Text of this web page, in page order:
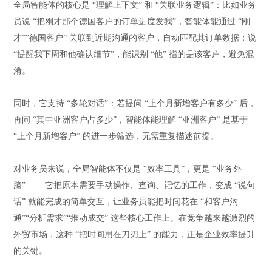
全局智能体的核心是 “理解上下文” 和 “关联业务逻辑”：比如业务
员说 “把刚才那个德国客户的订单进度发我”，智能体能通过 “刚
才”“德国客户” 关联到近期沟通的客户，自动匹配其订单数据；说
“提醒我下周和他确认细节”，能识别 “他” 指的是该客户，避免混
淆。
同时，它支持 “多轮对话”：若提问 “上个月新增客户有多少” 后，
再问 “其中亚洲客户占多少”，智能体能理解 “亚洲客户” 是基于
“上个月新增客户” 的进一步筛选，无需重复描述前提。
对业务员来说，全局智能体不仅是 “效率工具”，更是 “业务外
脑”—— 它把原本需要手动操作、查询、记忆的工作，变成 “说句
话” 就能完成的简单交互，让业务员能把时间花在 “和客户沟
通”“分析需求”“推动成交” 这些核心工作上。在竞争越来越激烈的
外贸市场，这种 “把时间用在刀刃上” 的能力，正是企业效率提升
的关键。